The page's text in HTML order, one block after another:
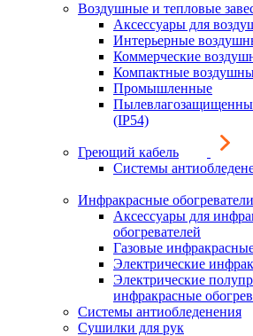
Воздушные и тепловые
Аксессуары для
Интерьерные
Коммерческие
Компактные
Промышленные
(IP54)
Греющий кабель
Системы
Инфракрасные обогреватели
Аксессуары для
обогревателей
Газовые
Электрические
Электрические
инфракрасные
Системы антиобледенения
Сушилки для рук